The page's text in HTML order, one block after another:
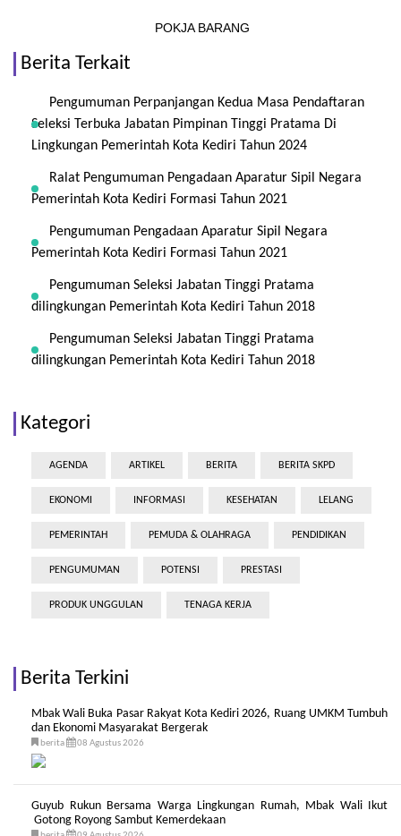
POKJA BARANG
Berita Terkait
Pengumuman Perpanjangan Kedua Masa Pendaftaran
Seleksi Terbuka Jabatan Pimpinan Tinggi Pratama Di
Lingkungan Pemerintah Kota Kediri Tahun 2024
Ralat Pengumuman Pengadaan Aparatur Sipil Negara
Pemerintah Kota Kediri Formasi Tahun 2021
Pengumuman Pengadaan Aparatur Sipil Negara
Pemerintah Kota Kediri Formasi Tahun 2021
Pengumuman Seleksi Jabatan Tinggi Pratama
dilingkungan Pemerintah Kota Kediri Tahun 2018
Pengumuman Seleksi Jabatan Tinggi Pratama
dilingkungan Pemerintah Kota Kediri Tahun 2018
Kategori
AGENDA ARTIKEL BERITA BERITA SKPD
EKONOMI INFORMASI KESEHATAN LELANG
PEMERINTAH PEMUDA & OLAHRAGA PENDIDIKAN
PENGUMUMAN POTENSI PRESTASI
PRODUK UNGGULAN TENAGA KERJA
Berita Terkini
Mbak Wali Buka Pasar Rakyat Kota Kediri 2026, Ruang UMKM Tumbuh
dan Ekonomi Masyarakat Bergerak
berita 08 Agustus 2026
Guyub Rukun Bersama Warga Lingkungan Rumah, Mbak Wali Ikut
Gotong Royong Sambut Kemerdekaan